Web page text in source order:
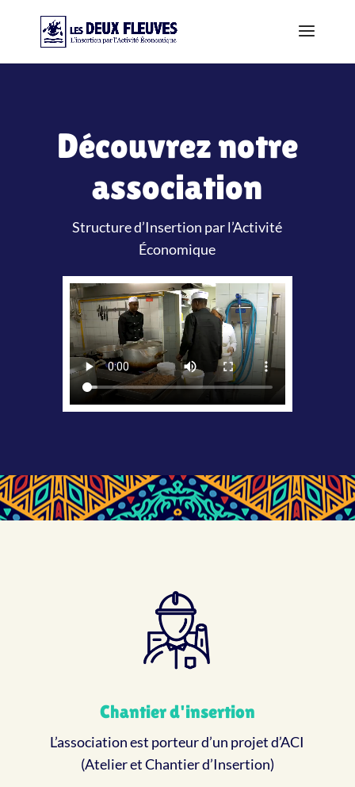
Découvrez notre
association
Structure d’Insertion par l’Activité
Économique
Chantier d'insertion
L’association est porteur d’un projet d’ACI
(Atelier et Chantier d’Insertion)